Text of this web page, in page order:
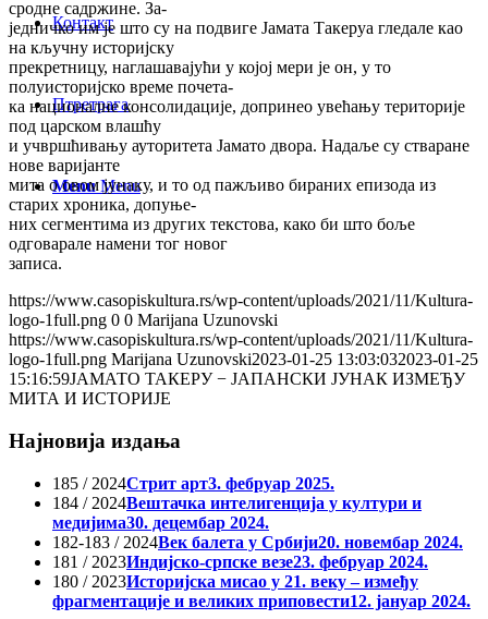
Контакт
Птретрага
Menu Menu
сродне садржине. За-
једничко им је што су на подвиге Јамата Такеруа гледале као
на кључну историјску
прекретницу, наглашавајући у којој мери је он, у то
полуисторијско време почета-
ка националне консолидације, допринео увећању територије
под царском влашћу
и учвршћивању ауторитета Јамато двора. Надаље су стваране
нове варијанте
мита о овом јунаку, и то од пажљиво бираних епизода из
старих хроника, допуње-
них сегментима из других текстова, како би што боље
одговарале намени тог новог
записа.
https://www.casopiskultura.rs/wp-content/uploads/2021/11/Kultura-
logo-1full.png 0 0 Marijana Uzunovski
https://www.casopiskultura.rs/wp-content/uploads/2021/11/Kultura-
logo-1full.png Marijana Uzunovski2023-01-25 13:03:032023-01-25
15:16:59ЈАМАТО ТАКЕРУ − ЈАПАНСКИ ЈУНАК ИЗМЕЂУ
МИТА И ИСТОРИЈЕ
Најновија издања
185 / 2024Стрит арт3. фебруар 2025.
184 / 2024Вештачка интелигенција у култури и
медијима30. децембар 2024.
182-183 / 2024Век балета у Србији20. новембар 2024.
181 / 2023Индијско-српске везе23. фебруар 2024.
180 / 2023Историјска мисао у 21. веку – између
фрагментације и великих приповести12. јануар 2024.